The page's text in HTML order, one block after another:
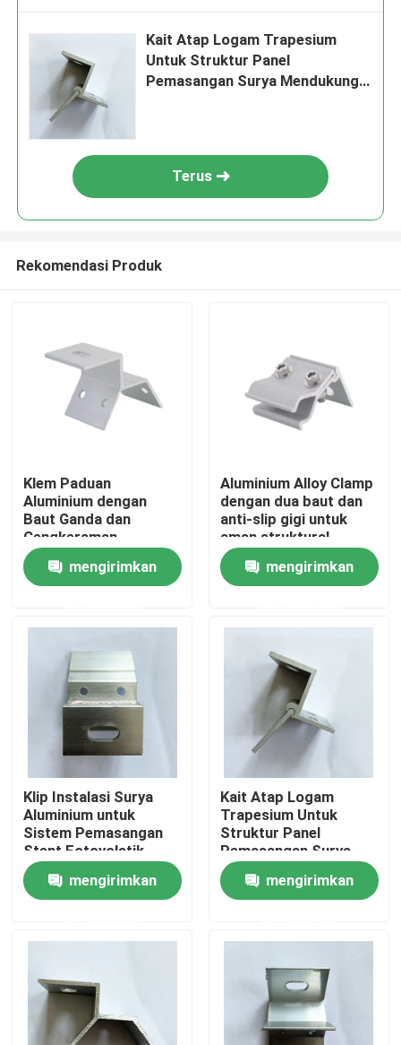
Rumah
Produk
Tentang kami
Tur Pabrik
Kontrol kualitas
Hubungi kami
Sistem Pemasangan Panel Surya
Braket Pemasangan Panel Surya
Kait Atap Logam Trapesium
Untuk Struktur Panel
Pemasangan Surya Mendukung
Terus
Rekomendasi Produk
Klem Paduan
Aluminium dengan
Baut Ganda dan
Cengkeraman
Bergerigi untuk
Pengencangan
Struktural Tahan
Surya
mengirimkan
Aluminium Alloy Clamp
dengan dua baut dan
anti-slip gigi untuk
aman struktural
Fastening Solar Roof
Clamp mengirimkan
Klip Instalasi Surya
Aluminium untuk
Sistem Pemasangan
Stent Fotovolatik
Surya
mengirimkan
Kait Atap Logam
Trapesium Untuk
Struktur Panel
Pemasangan Surya
Mendukung
Perlengkapan
Perangkat Keras
mengirimkan